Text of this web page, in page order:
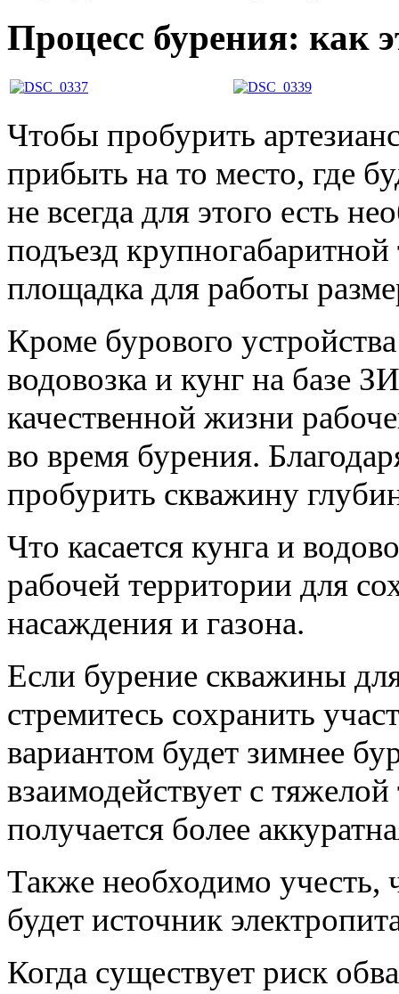
Процесс бурения: как
Чтобы пробурить
прибыть на то место, где
не всегда для этого есть
подъезд крупногабаритной
площадка для работы
Кроме бурового
водовозка и кунг на базе
качественной жизни
во время бурения.
пробурить скважину
Что касается кунга и
рабочей территории для
насаждения и газона.
Если бурение скважины
стремитесь сохранить
вариантом будет зимнее
взаимодействует с
получается более
Также необходимо учесть,
будет источник
Когда существует риск